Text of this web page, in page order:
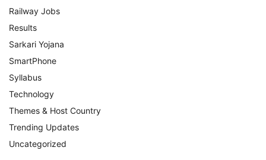
Railway Jobs
Results
Sarkari Yojana
SmartPhone
Syllabus
Technology
Themes & Host Country
Trending Updates
Uncategorized